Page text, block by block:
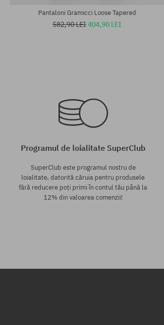
Pantaloni Gramicci Loose Tapered
582,90 LEI404,90 LEI
Programul de loialitate SuperClub
SuperClub este programul nostru de
loialitate, datorită căruia pentru produsele
fără reducere poți primi în contul tău până la
12% din valoarea comenzii!